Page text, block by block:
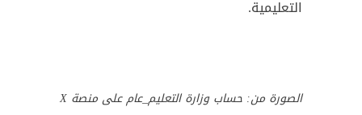
التعليمية.
الصورة من: حساب وزارة التعليم_عام على منصة X